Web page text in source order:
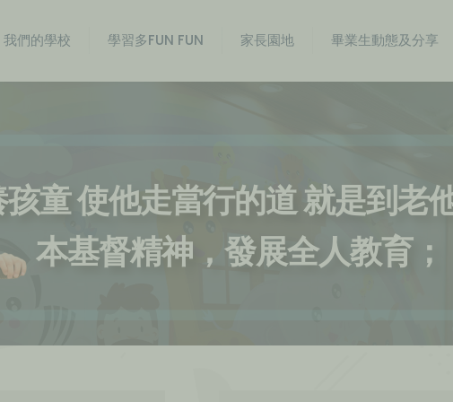
我們的學校 學習多FUN FUN 家長園地 畢業生動態及分享
童 使他走當行的道 就是到老
本基督精神，發展全人教育；